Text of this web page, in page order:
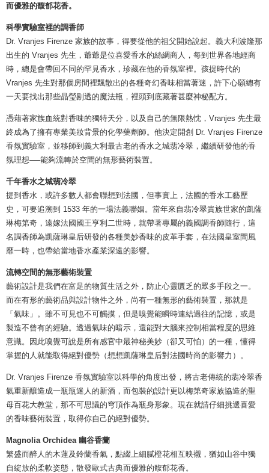
而優雅的馥郁花香​。
科學實驗室裡的調香師
Dr. Vranjes Firenze 家族的故事，得要從他的祖父開始說起。義大利波隆那
出生的 Vranjes 先生，爺爺是位喜愛香水的絲綢商人，每到世界各地經商
時，總是會帶回不同的罕見香水，珍藏在他的香氛室裡。孩提時代的
Vranjes 先生對那個房間裡飄散出的各種奇幻香味相當著迷，許下心願總有
一天要找出那些晶瑩剔透的魔法瓶，裡頭到底藏著甚麼神秘配方。
憑藉著家族血統對香味的獨特天分，以及自己的無限熱忱，Vranjes 先生最
終成為了擁有專業美妝背景的化學藥劑師。他決定開創 Dr. Vranjes Firenze
香氛實驗室，並移師到義大利最古老的香水之城翡冷翠，繼續研發他的香
氛理想──能夠流轉於空間的無形藝術裝置。
千年香水之城翡冷翠
提到香水，或許多數人都會聯想到法國，但事實上，法國的香水工藝歷
史，可要追溯到 1533 年的一場法義聯姻。當年來自翡冷翠貴族世家的凱薩
琳梅第奇，遠嫁法國國王亨利二世時，就帶著專屬的義國調香師隨行，這
名調香師為凱薩琳皇后研發的各種美妙香味的皮革手套，在法國皇室間風
靡一時，也帶給當地香水產業深遠的影響。
流轉空間的無形藝術裝置
藝術設計是我們在富足的物質生活之外，防止心靈匱乏的眾多手段之一。
而在有形的藝術品與設計物件之外，尚有一種無形的藝術裝置，那就是
「氣味」。雖不可見也不可觸摸，但是嗅覺能瞬時連結過往的記憶，或是
製造不曾有的經驗。透過氣味的暗示，還能對大腦來控制相當程度的思維
意識。因此嗅覺可說是所有感官中最神秘美妙（卻又可怕）的一種，懂得
掌握的人就能取得絕對優勢（想想凱薩琳皇后對法國時尚的影響力）。
Dr. Vranjes Firenze 香氛實驗室以科學的角度出發，將古老傳統的翡冷翠香
氣重新釀造成一瓶瓶迷人的新酒，而包裝的設計更以梅第奇家族協造的聖
母百花大教堂，那不可思議的穹頂作為瓶身形象。現在就請仔細挑選喜愛
的香味藝術裝置，取得你自己的絕對優勢。
Magnolia Orchidea 幽谷香蘭
繁盛而醉人的木蓮及鈴蘭香氣，點綴上細膩橙花相互映襯，猶如山谷中獨
自綻放的柔軟姿態，散發歐式古典而優雅的馥郁花香。